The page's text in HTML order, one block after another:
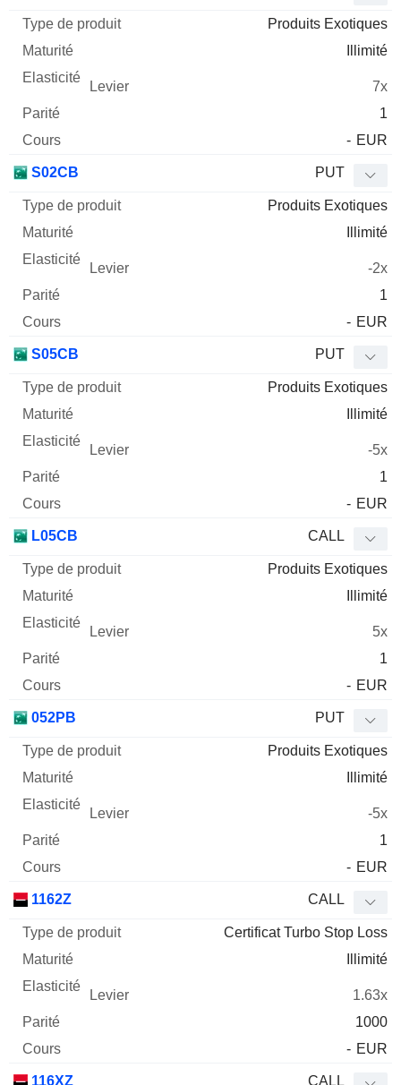
Produits Exotiques
Illimité
7x
1
- EUR
S02CB PUT
Produits Exotiques
Illimité
-2x
1
- EUR
S05CB PUT
Produits Exotiques
Illimité
-5x
1
- EUR
L05CB CALL
Produits Exotiques
Illimité
5x
1
- EUR
052PB PUT
Produits Exotiques
Illimité
-5x
1
- EUR
1162Z CALL
Certificat Turbo Stop Loss
Illimité
1.63x
1000
- EUR
116XZ CALL